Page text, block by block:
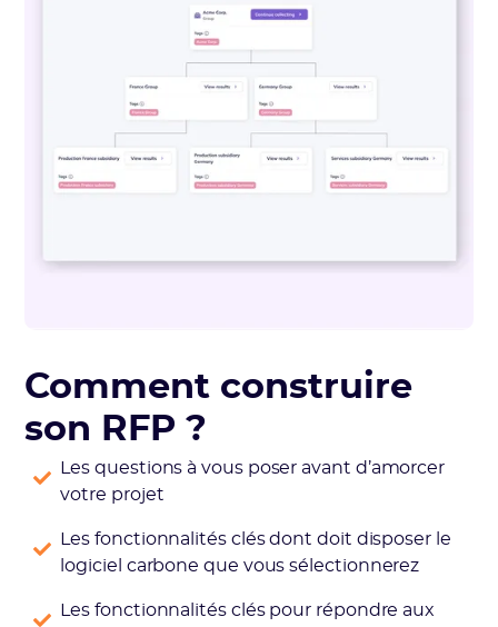
Comment construire
son RFP ?
Les questions à vous poser avant d’amorcer
votre projet
Les fonctionnalités clés dont doit disposer le
logiciel carbone que vous sélectionnerez
Les fonctionnalités clés pour répondre aux